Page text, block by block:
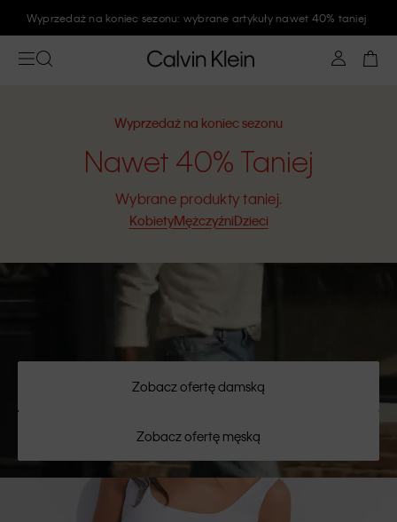
Wyprzedaż na koniec sezonu: wybrane artykuły nawet 40% taniej
Wyprzedaż na koniec sezonu
Nawet 40% Taniej
Wybrane produkty taniej.
KobietyMężczyźniDzieci
Zobacz ofertę damską
Zobacz ofertę męską